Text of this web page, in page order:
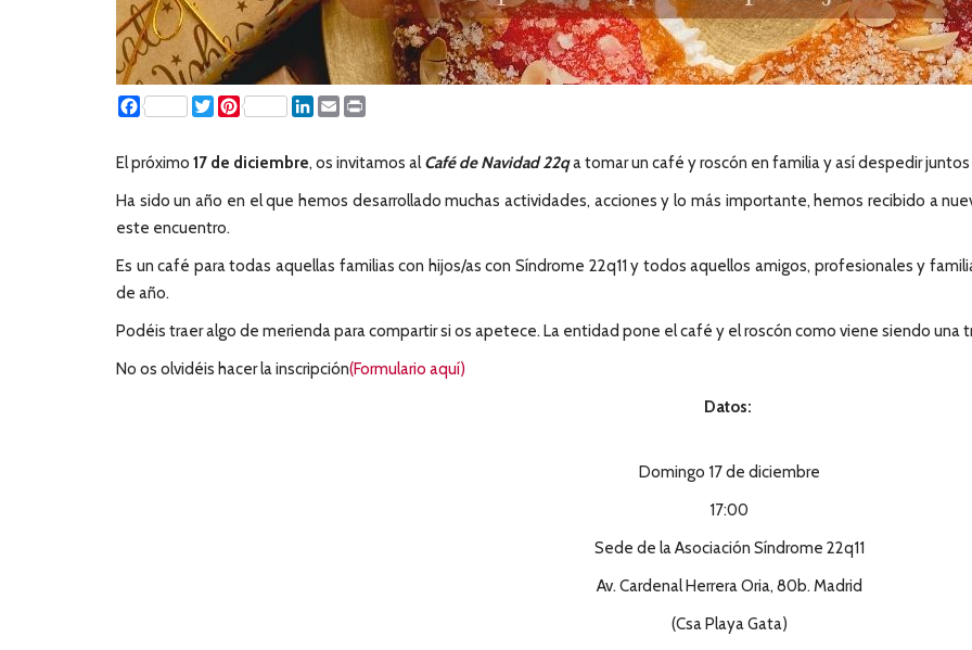
Facebook TwitterPinterest LinkedIn
Email
El próximo 17 de diciembre, os invitamos alCafé de Navidad 22qa tomar un café y roscón en familia y así despedir
Ha sido un año en el que hemos desarrollado muchas actividades, acciones y lo más importante, hemos recibido a
este encuentro.
Es un café para todas aquellas familias con hijos/as con Síndrome 22q11 y todos aquellos amigos, profesionales y
de año.
Podéis traer algo de merienda para compartir si os apetece. La entidad pone el café y el roscón como viene siendo una
No os olvidéis hacer la inscripción(Formulario aquí)
Datos:
Domingo 17 de diciembre
17:00
Sede de la Asociación Síndrome 22q11
Av. Cardenal Herrera Oria, 80b. Madrid
(Csa Playa Gata)